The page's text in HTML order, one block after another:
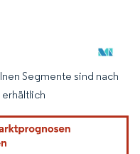
erfordert Namensnennung
Segmente sind nach